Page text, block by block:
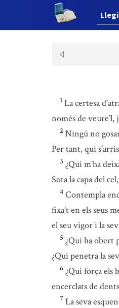
1 La certesa
només de veure’l,
2 Ningú no
Per tant, qui
3 ¿Qui m’ha
Sota la capa del
4 Contempla
fixa’t en els seus
el seu vigor i la
5 ¿Qui ha obert
¿Qui penetra la
6 ¿Qui força els
encerclats de
7 La seva